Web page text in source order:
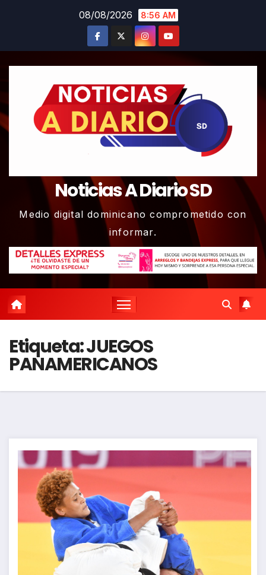
08/08/2026 8:56 AM
Noticias A Diario SD
Medio digital dominicano comprometido con
informar.
Etiqueta:JUEGOS
PANAMERICANOS